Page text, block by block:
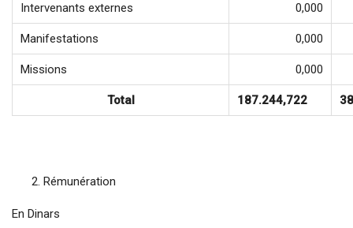
Intervenants externes 0,000
Manifestations 0,000
Missions 0,000
Total 187.244,722
Rémunération
En Dinars